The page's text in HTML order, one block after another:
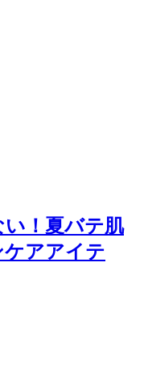
！夏バテ肌
ケアアイテ